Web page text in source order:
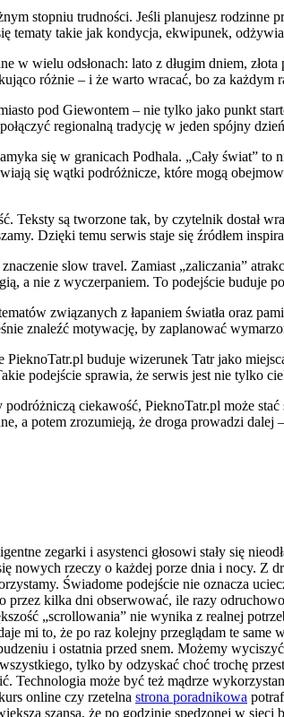
stopniu trudności. Jeśli planujesz rodzinne
tematy takie jak kondycja, ekwipunek,
w wielu odsłonach: lato z długim dniem,
różnie – i że warto wracać, bo za każdym
pod Giewontem – nie tylko jako punkt
regionalną tradycję w jeden spójny
się w granicach Podhala. „Cały świat”
się wątki podróżnicze, które mogą
Teksty są tworzone tak, by czytelnik dostał
Dzięki temu serwis staje się źródłem
slow travel. Zamiast „zaliczania”
a nie z wyczerpaniem. To podejście buduje
związanych z łapaniem światła oraz
znaleźć motywację, by zaplanować
PieknoTatr.pl buduje wizerunek Tatr jako
podejście sprawia, że serwis jest nie tylko
podróżniczą ciekawość, PieknoTatr.pl może
a potem zrozumieją, że droga prowadzi
zegarki i asystenci głosowi stały się
nowych rzeczy o każdej porze dnia i nocy. Z
Świadome podejście nie oznacza
przez kilka dni obserwować, ile razy
„scrollowania” nie wynika z realnej
mi to, że po raz kolejny przeglądam te
i ostatnia przed snem. Możemy
tylko by odzyskać choć trochę
Technologia może być też mądrze
online czy rzetelna strona poradnikowa
szansa, że po godzinie spędzonej w